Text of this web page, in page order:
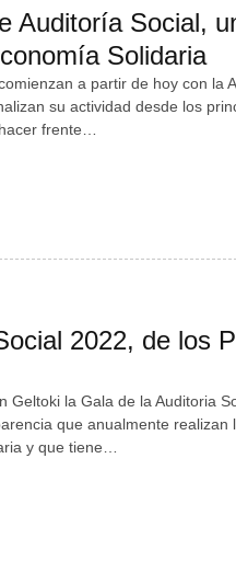
Auditoría Social,
Solidaria
a partir de hoy con la
su actividad desde los
frente…
2022, de los
Geltoki la Gala de la Auditoria
que anualmente realizan
y que tiene…